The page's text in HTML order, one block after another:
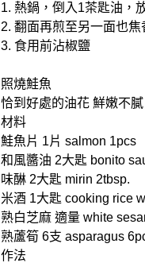
1. 熱鍋，倒入1茶匙油，
2. 翻面再煎至另一面也焦
3. 食用前沾椒鹽
照燒鮭魚
恰到好處的油花 鮮嫩不膩
材料
鮭魚片 1片 salmon 1pcs
和風醬油 2大匙 bonito
味醂 2大匙 mirin 2tbsp.
米酒 1大匙 cooking rice
熟白芝麻 適量 white
熟蘆筍 6支 asparagus
作法